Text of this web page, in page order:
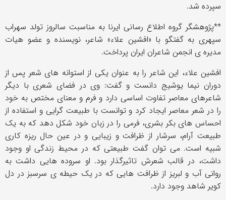
سپرده شد.
**پژوهشگر گروه اطلاع رسانی ایرنا به مناسبت سالروز تولد سهراب
سپهری به گفتگو با «افشین علاء» شاعر، نویسنده و عضو هیات
مدیره ی انجمن شاعران ایران پرداخت.
افشین علاء، این شاعر را به عنوان یکی از استوانه های شعر پس از
دوران نیما یوشیج دانست و گفت: وی در فضای شعری با دیگر
شاعرهای معاصر تفاوت اساسی دارد و فرم و معنای مختص به خود
را در شعر معاصر ایجاد کرد و توانست با طبیعت گرایی و استفاده از
احساس های بکر بشری، فرمی را در زبان خود شکل دهد که به یک
طبیعت آرام، سرشار از ظرافت و زیبایی و در عین حال ریزه کاری
شبیه است. می توان گفت طبیعتی که در محیط زندگی او وجود
داشت، در قالب شعرش تاثیرگذار بود. او سروده هایی داشت به
روانی آب و لبریز از ظرافت هایی که در یک حیطه ی سرسبز در دل
کویر شاهد وجود دارد.